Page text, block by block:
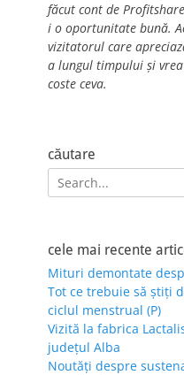
făcut cont de
i o oportunitate bună.
vizitatorul care
a lungul timpului și
coste ceva.
căutare
Search
for:
cele mai recente
Mituri demontate
Tot ce trebuie să știți
ciclul menstrual (P)
Vizită la fabrica
județul Alba
Noutăți despre